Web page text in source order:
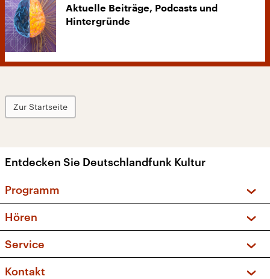
Aktuelle Beiträge, Podcasts und
Hintergründe
Zur Startseite
Entdecken Sie Deutschlandfunk Kultur
Programm
Sendungen und Podcasts
Musikliste
Kakadu – Das Kinderprogramm
Hören
Frequenzen (UKW + DAB+)
Service
FAQ
Kontakt